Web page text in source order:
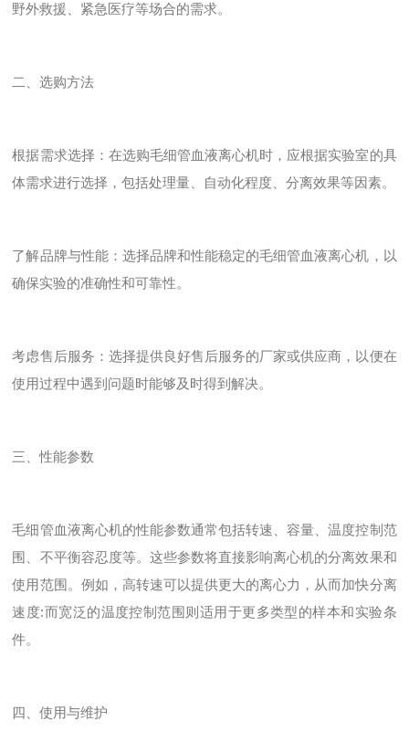
野外救援、紧急医疗等场合的需求。
二、选购方法
根据需求选择：在选购毛细管血液离心机时，应根据实验室的具
体需求进行选择，包括处理量、自动化程度、分离效果等因素。
了解品牌与性能：选择品牌和性能稳定的毛细管血液离心机，以
确保实验的准确性和可靠性。
考虑售后服务：选择提供良好售后服务的厂家或供应商，以便在
使用过程中遇到问题时能够及时得到解决。
三、性能参数
毛细管血液离心机的性能参数通常包括转速、容量、温度控制范
围、不平衡容忍度等。这些参数将直接影响离心机的分离效果和
使用范围。例如，高转速可以提供更大的离心力，从而加快分离
速度:而宽泛的温度控制范围则适用于更多类型的样本和实验条
件。
四、使用与维护